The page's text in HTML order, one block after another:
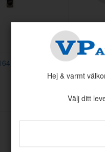
67-73
145
599 kr
Hej & varmt
Välj ditt